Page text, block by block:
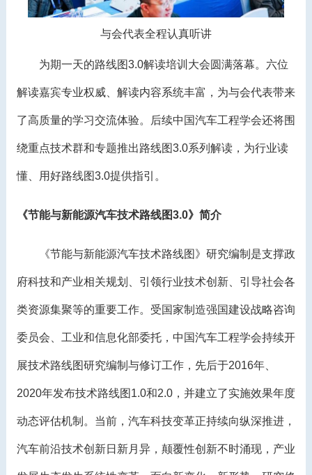
与会代表全程认真听讲
为期一天的路线图3.0解读培训大会圆满落幕。六位
解读嘉宾专业权威、解读内容系统丰富，为与会代表带来
了高质量的学习交流体验。后续中国汽车工程学会还将围
绕重点技术群和专题推出路线图3.0系列解读，为行业读
懂、用好路线图3.0提供指引。
《节能与新能源汽车技术路线图3.0》简介
《节能与新能源汽车技术路线图》研究编制是支撑政
府科技和产业相关规划、引领行业技术创新、引导社会各
类资源集聚等的重要工作。受国家制造强国建设战略咨询
委员会、工业和信息化部委托，中国汽车工程学会持续开
展技术路线图研究编制与修订工作，先后于2016年、
2020年发布技术路线图1.0和2.0，并建立了实施效果年度
动态评估机制。当前，汽车科技变革正持续向纵深推进，
汽车前沿技术创新日新月异，颠覆性创新不时涌现，产业